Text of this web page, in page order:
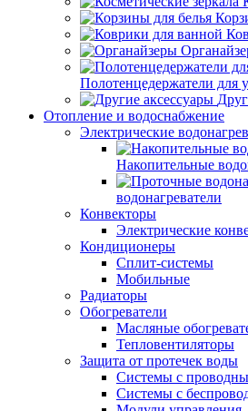
Полотенцедержатели для
Отопление и водоснабжение
Электрические
Накопительные
водонагреватели
Конвекторы
Электрические
Кондиционеры
Сплит-системы
Мобильные
Радиаторы
Обогреватели
Масляные
Тепловентиляторы
Защита от протечек воды
Системы с
Системы с